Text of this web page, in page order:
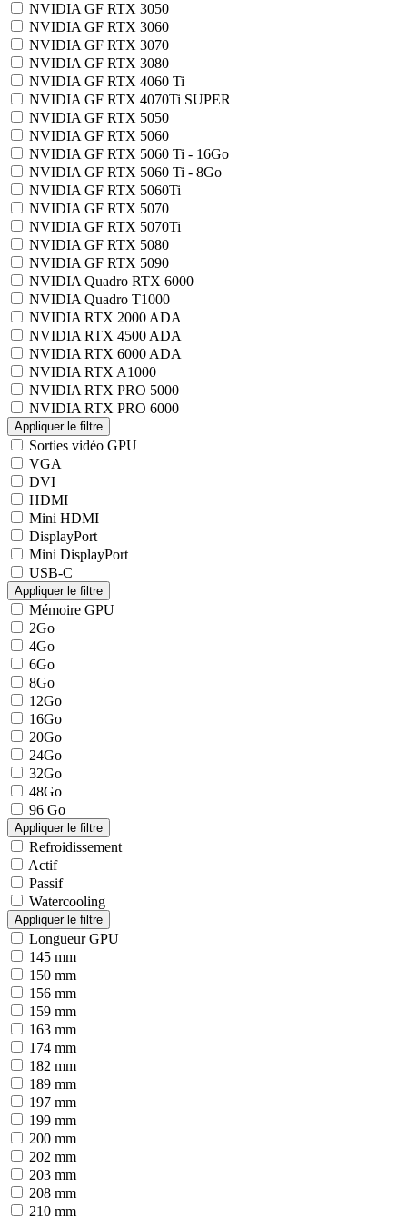
NVIDIA GF RTX 3050
NVIDIA GF RTX 3060
NVIDIA GF RTX 3070
NVIDIA GF RTX 3080
NVIDIA GF RTX 4060 Ti
NVIDIA GF RTX 4070Ti SUPER
NVIDIA GF RTX 5050
NVIDIA GF RTX 5060
NVIDIA GF RTX 5060 Ti - 16Go
NVIDIA GF RTX 5060 Ti - 8Go
NVIDIA GF RTX 5060Ti
NVIDIA GF RTX 5070
NVIDIA GF RTX 5070Ti
NVIDIA GF RTX 5080
NVIDIA GF RTX 5090
NVIDIA Quadro RTX 6000
NVIDIA Quadro T1000
NVIDIA RTX 2000 ADA
NVIDIA RTX 4500 ADA
NVIDIA RTX 6000 ADA
NVIDIA RTX A1000
NVIDIA RTX PRO 5000
NVIDIA RTX PRO 6000
Sorties vidéo GPU
VGA
DVI
HDMI
Mini HDMI
DisplayPort
Mini DisplayPort
USB-C
Mémoire GPU
2Go
4Go
6Go
8Go
12Go
16Go
20Go
24Go
32Go
48Go
96 Go
Refroidissement
Actif
Passif
Watercooling
Longueur GPU
145 mm
150 mm
156 mm
159 mm
163 mm
174 mm
182 mm
189 mm
197 mm
199 mm
200 mm
202 mm
203 mm
208 mm
210 mm